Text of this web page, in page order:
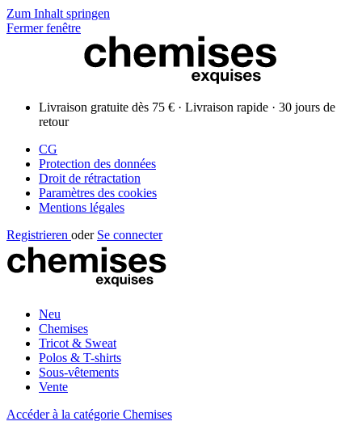
Zum Inhalt springen
Fermer fenêtre
Livraison gratuite dès 75 € · Livraison rapide · 30 jours de
retour
CG
Protection des données
Droit de rétractation
Paramètres des cookies
Mentions légales
Registrieren oder Se connecter
Neu
Chemises
Tricot & Sweat
Polos & T-shirts
Sous-vêtements
Vente
Accéder à la catégorie Chemises